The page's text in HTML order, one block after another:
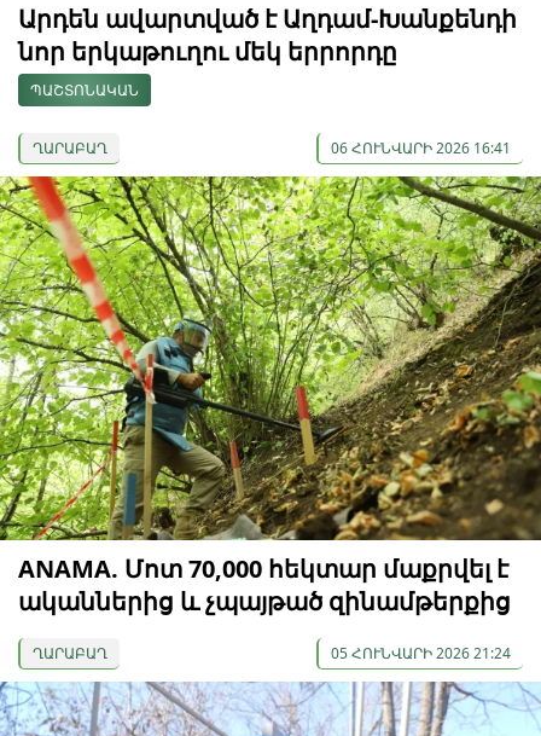
Արդեն ավարտված է Աղդամ-Խանքենդի
նոր երկաթուղու մեկ երրորդը
ՊԱՇՏՈՆԱԿԱՆ
ՂԱՐԱԲԱՂ 06 ՀՈՒՆՎԱՐԻ 2026 16:41
ANAMA. Մոտ 70,000 հեկտար մաքրվել է
ականներից և չպայթած զինամթերքից
ՂԱՐԱԲԱՂ 05 ՀՈՒՆՎԱՐԻ 2026 21:24